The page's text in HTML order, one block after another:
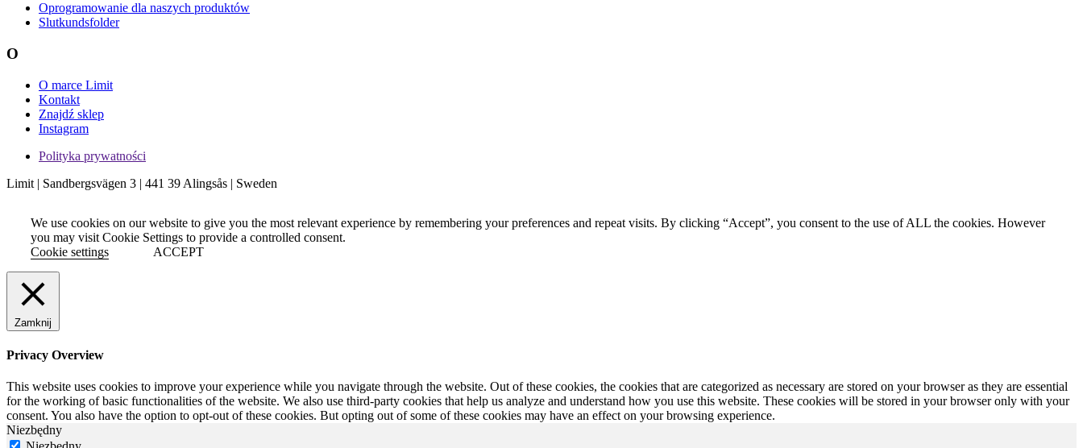
Oprogramowanie dla naszych produktów
Slutkundsfolder
O
O marce Limit
Kontakt
Znajdź sklep
Instagram
Polityka prywatności
Limit | Sandbergsvägen 3 | 441 39 Alingsås | Sweden
We use cookies on our website to give you the most relevant experience by remembering your preferences and repeat visits. By clicking “Accept”, you consent to the use of ALL the cookies. However
you may visit Cookie Settings to provide a controlled consent.
Cookie settings
ACCEPT
Zamknij
Privacy Overview
This website uses cookies to improve your experience while you navigate through the website. Out of these cookies, the cookies that are categorized as necessary are stored on your browser as they are essential
for the working of basic functionalities of the website. We also use third-party cookies that help us analyze and understand how you use this website. These cookies will be stored in your browser only with your
consent. You also have the option to opt-out of these cookies. But opting out of some of these cookies may have an effect on your browsing experience.
Niezbędny